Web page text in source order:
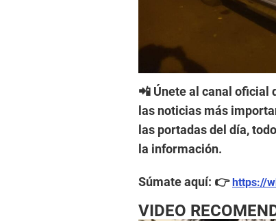
📲 Únete al canal oficial
las noticias más
las portadas del día,
la información.
Súmate aquí: 👉https://
VIDEO